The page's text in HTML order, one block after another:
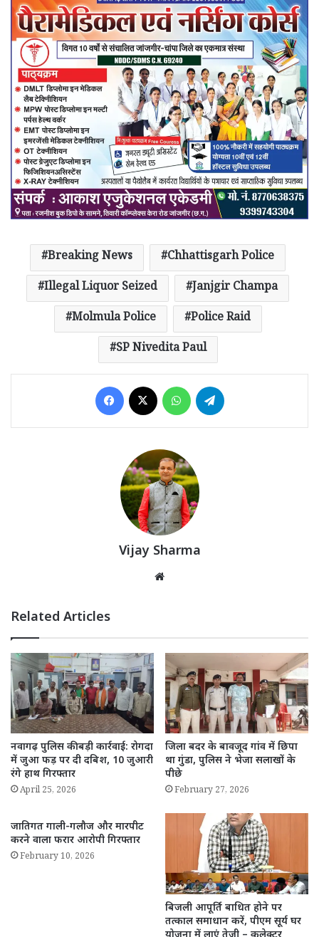
Breaking News
Chhattisgarh Police
Illegal Liquor Seized
Janjgir Champa
Molmula Police
Police Raid
SP Nivedita Paul
Facebook WhatsApp
Vijay Sharma
Related Articles
नवागढ़ पुलिस की बड़ी कार्रवाई: रोगदा
में जुआ फड़ पर दी दबिश, 10 जुआरी
रंगे हाथ गिरफ्तार
April 25, 2026
जिला बदर के बावजूद गांव में छिपा
था गुंडा, पुलिस ने भेजा सलाखों के
पीछे
February 27, 2026
जातिगत गाली-गलौज और मारपीट
करने वाला फरार आरोपी गिरफ्तार
February 10, 2026
बिजली आपूर्ति बाधित होने पर
तत्काल समाधान करें, पीएम सूर्य घर